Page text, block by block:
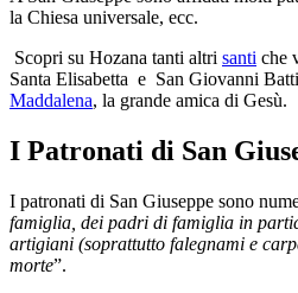
la Chiesa universale, ecc.
Scopri su Hozana tanti altri santi che
Santa Elisabetta e San Giovanni
Maddalena, la grande amica di Gesù.
I Patronati di San
I patronati di San Giuseppe sono
famiglia , dei padri di famiglia in
artigiani (soprattutto falegnami e
morte”.